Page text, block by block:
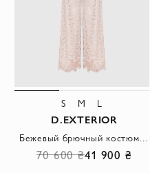
S M L
D.EXTERIOR
Бежевый брючный костюм из нежного цветочного кружева
70 600 ₴41 900 ₴